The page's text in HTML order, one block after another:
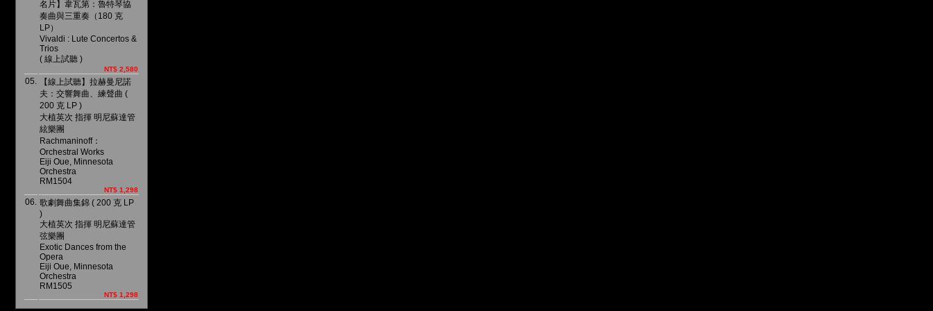
名片】韋瓦第：魯特琴協
奏曲與三重奏（180 克
LP）
Vivaldi : Lute Concertos &
Trios
( 線上試聽 )
NT$ 2,580
05.
【線上試聽】拉赫曼尼諾
夫：交響舞曲、練聲曲 (
200 克 LP )
大植英次 指揮 明尼蘇達管
絃樂團
Rachmaninoff：
Orchestral Works
Eiji Oue, Minnesota
Orchestra
RM1504
NT$ 1,298
06. 歌劇舞曲集錦 ( 200 克 LP
)
大植英次 指揮 明尼蘇達管
弦樂團
Exotic Dances from the
Opera
Eiji Oue, Minnesota
Orchestra
RM1505
NT$ 1,298